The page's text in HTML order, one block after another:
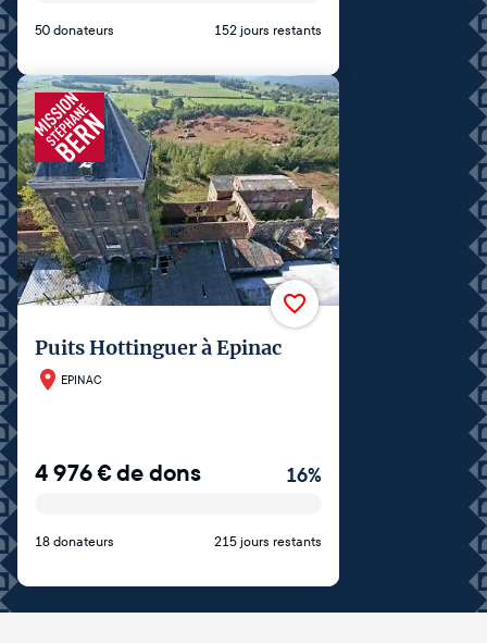
50 donateurs 152 jours restants
Puits Hottinguer à Epinac
EPINAC
4 976€de dons 16%
18 donateurs 215 jours restants